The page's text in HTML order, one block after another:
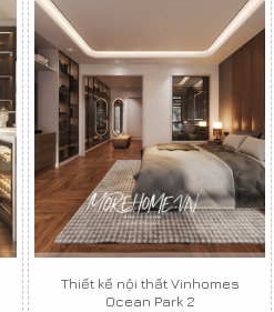
Thiết kế nội thất Vinhomes
Ocean Park 2